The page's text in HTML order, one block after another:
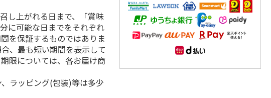
し上がれる日まで、「賞味
に可能な日までをそれぞれ
を保証するものではありま
、最も短い期間を表示して
限については、各お届け商
ラッピング(包装)等は多少